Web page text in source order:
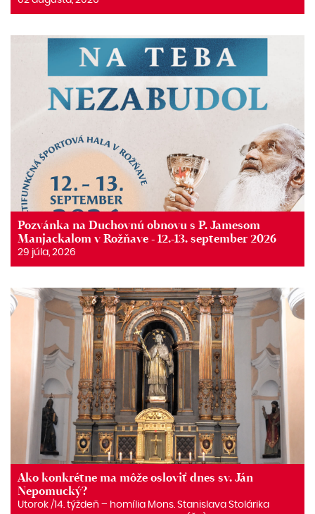
Pozvánka na Duchovnú obnovu s P. Jamesom
Manjackalom v Rožňave - 12.-13. september 2026
29 júla, 2026
Ako konkrétne ma môže osloviť dnes sv. Ján
Nepomucký?
Utorok /14. týždeň – homília Mons. Stanislava Stolárika